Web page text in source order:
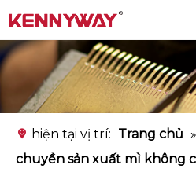
hiện tại vị trí: Trang chủ »
chuyền sản xuất mì không